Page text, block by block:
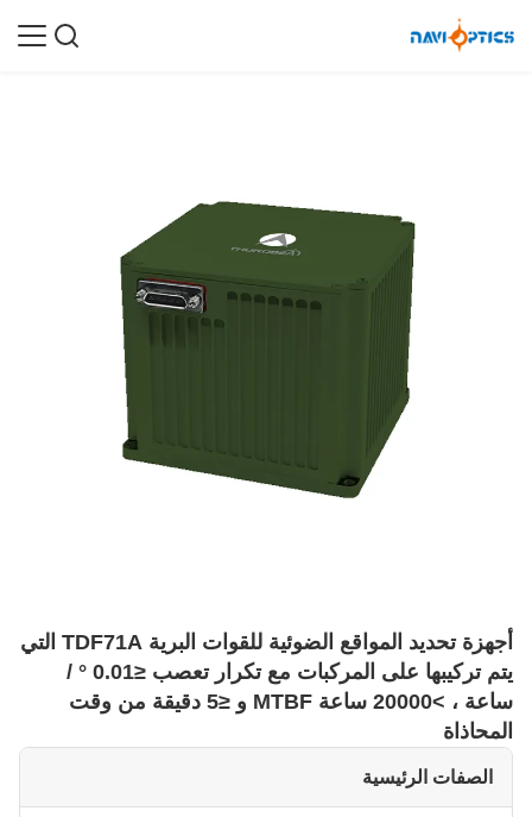
أجهزة تحديد المواقع الضوئية للقوات البرية TDF71A التي
يتم تركيبها على المركبات مع تكرار تعصب ≤0.01 ° /
ساعة ، >20000 ساعة MTBF و ≤5 دقيقة من وقت
المحاذاة
الصفات الرئيسية